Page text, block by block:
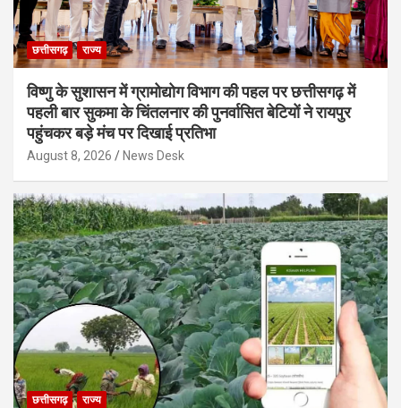
छत्तीसगढ़ राज्य
विष्णु के सुशासन में ग्रामोद्योग विभाग की पहल पर छत्तीसगढ़ में
पहली बार सुकमा के चिंतलनार की पुनर्वासित बेटियों ने रायपुर
पहुंचकर बड़े मंच पर दिखाई प्रतिभा
August 8, 2026 News Desk
छत्तीसगढ़ राज्य